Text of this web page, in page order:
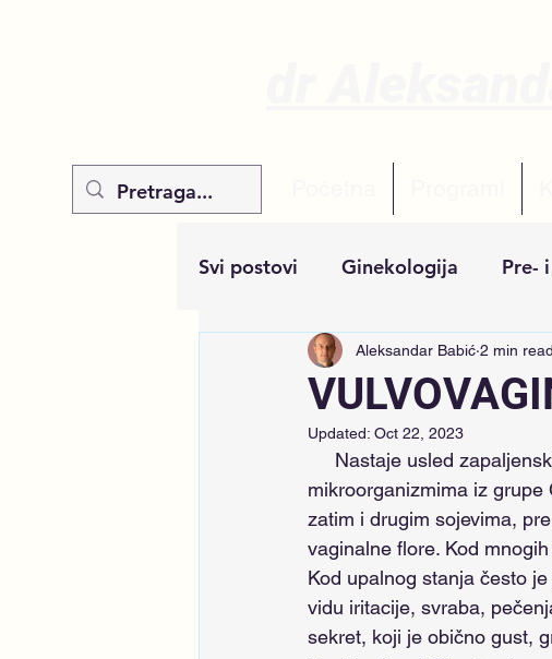
Svi postovi Ginekologija Pre-
Aleksandar Babić 2 min read
Updated: Oct 22, 2023
mikroorganizmima iz
zatim i drugim sojevima,
vaginalne flore. Kod
Kod upalnog stanja često
vidu iritacije, svraba,
sekret, koji je obično gust,